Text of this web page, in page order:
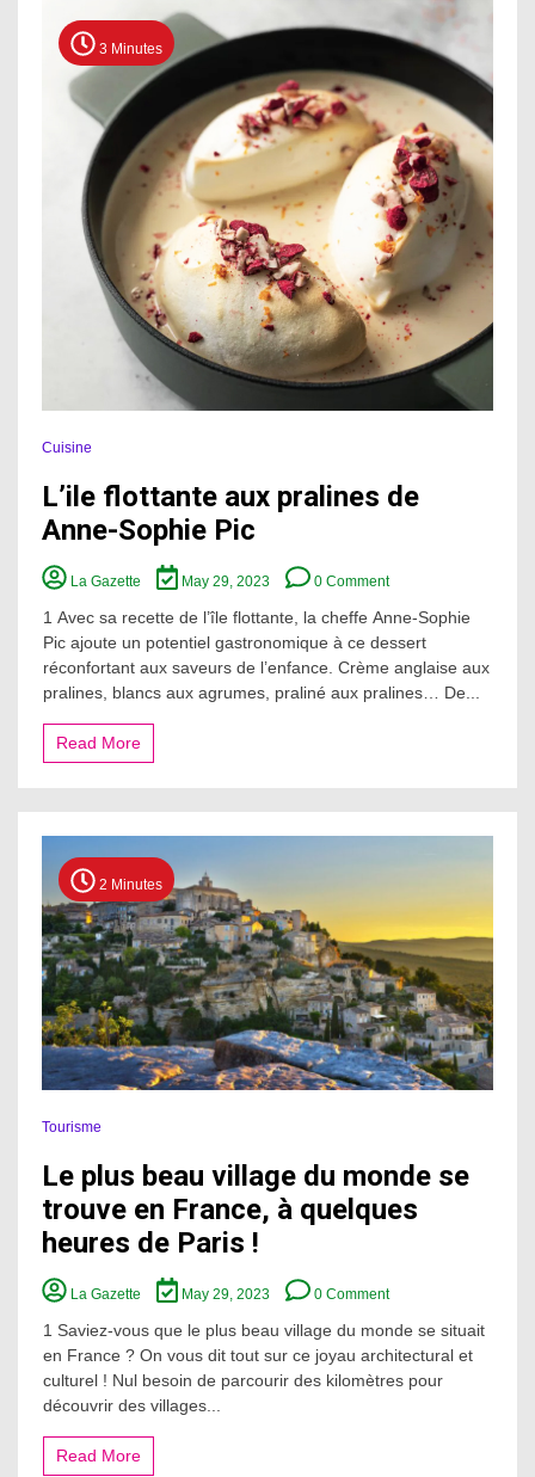
LA
TOMATE
RHUM
AGRICOLE
LÉGÈREMENT
INFUSÉE
À
LA
VANILLE
DE
TAHITI
3 Minutes
Cuisine
L’ile flottante aux pralines de
Anne-Sophie Pic
La Gazette May 29, 2023 0 CommentL’ile
flottante
pralines
de
Anne-
1 Avec sa recette de l’île flottante, la cheffe Anne-Sophie
Pic ajoute un potentiel gastronomique à ce dessert
réconfortant aux saveurs de l’enfance. Crème anglaise aux
pralines, blancs aux agrumes, praliné aux pralines… De...
Read More
2 Minutes
Tourisme
Le plus beau village du monde se
trouve en France, à quelques
heures de Paris !
La Gazette May 29, 2023 0 CommentLe
plus
village
du
1 Saviez-vous que le plus beau village du monde se situait
en France ? On vous dit tout sur ce joyau architectural et
culturel ! Nul besoin de parcourir des kilomètres pour
découvrir des villages...
Read More